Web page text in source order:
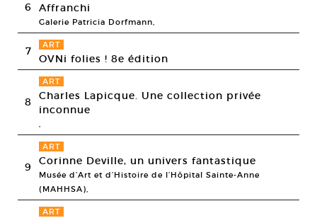
6 Affranchi
Galerie Patricia Dorfmann,
7 ART
OVNi folies ! 8e édition
8
ART
Charles Lapicque. Une collection privée
inconnue
,
9
ART
Corinne Deville, un univers fantastique
Musée d’Art et d’Histoire de l’Hôpital Sainte-Anne
(MAHHSA),
ART